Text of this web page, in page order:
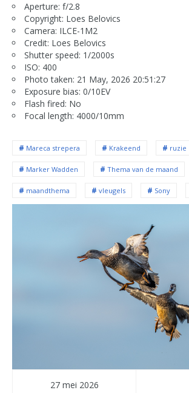
Aperture: f/2.8
Copyright: Loes Belovics
Camera: ILCE-1M2
Credit: Loes Belovics
Shutter speed: 1/2000s
ISO: 400
Photo taken: 21 May, 2026 20:51:27
Exposure bias: 0/10EV
Flash fired: No
Focal length: 4000/10mm
Mareca strepera Krakeend ruzie
Marker Wadden Thema van de maand
maandthema vleugels Sony
27 mei 2026